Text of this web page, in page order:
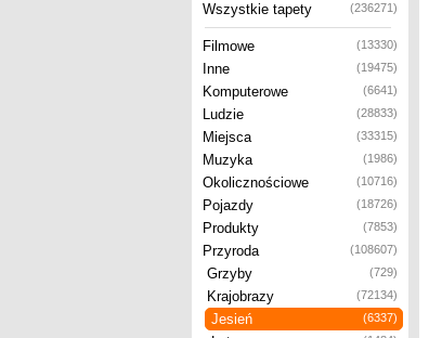
Wszystkie tapety (236271)
Filmowe (13330)
Inne (19475)
Komputerowe (6641)
Ludzie (28833)
Miejsca (33315)
Muzyka (1986)
Okolicznościowe (10716)
Pojazdy (18726)
Produkty (7853)
Przyroda (108607)
Grzyby (729)
Krajobrazy (72134)
Jesień (6337)